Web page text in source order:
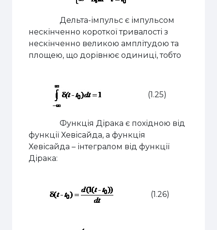
Дельта-імпульс є імпульсом
нескінченно короткої тривалості з
нескінченно великою амплітудою та
площею, що дорівнює одиниці, тобто
(1.25)
Функція Дірака є похідною від
функції Хевісайда, а функція
Хевісайда – інтегралом від функції
Дірака:
(1.26)